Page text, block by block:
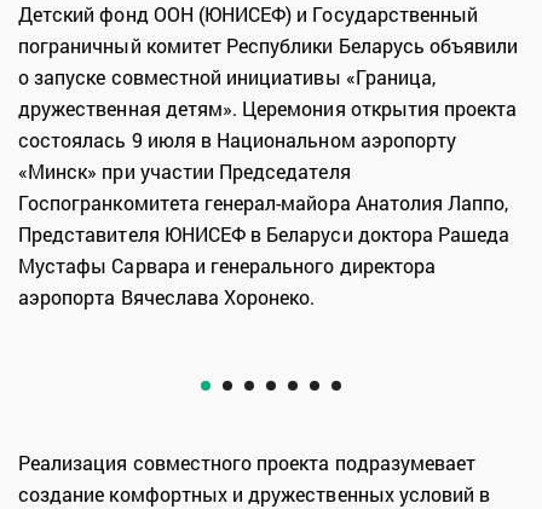
Детский фонд ООН (ЮНИСЕФ) и Государственный
пограничный комитет Республики Беларусь объявили
о запуске совместной инициативы «Граница,
дружественная детям». Церемония открытия проекта
состоялась 9 июля в Национальном аэропорту
«Минск» при участии Председателя
Госпогранкомитета генерал-майора Анатолия Лаппо,
Представителя ЮНИСЕФ в Беларуси доктора Рашеда
Мустафы Сарвара и генерального директора
аэропорта Вячеслава Хоронеко.
Реализация совместного проекта подразумевает
создание комфортных и дружественных условий в